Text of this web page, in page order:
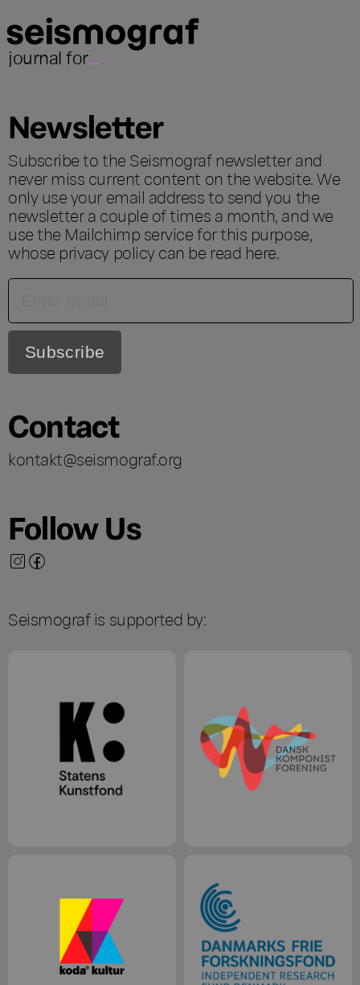
journal for...
Newsletter
Subscribe to the Seismograf newsletter and
never miss current content on the website. We
only use your email address to send you the
newsletter a couple of times a month, and we
use the Mailchimp service for this purpose,
whose privacy policy can be read here.
Contact
kontakt@seismograf.org
Follow Us
Seismograf is supported by: